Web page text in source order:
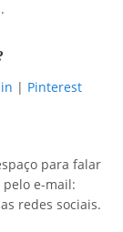
| Pinterest
para falar
pelo e-mail:
redes sociais.